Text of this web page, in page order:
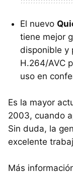
El nuevo
tiene mejor
disponible y
H.264/AVC
uso en
Es la mayor
2003, cuando
Sin duda, la
excelente
Más